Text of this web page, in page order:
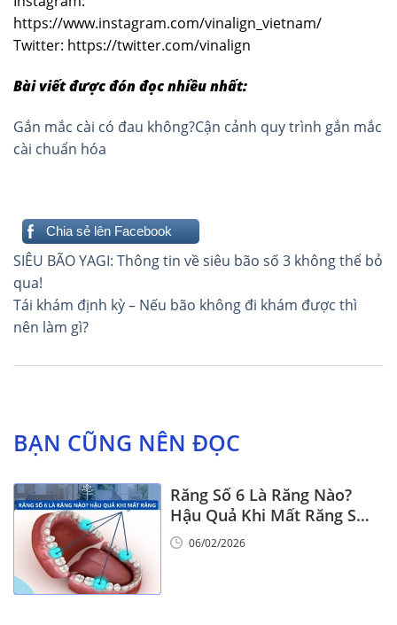
https://www.instagram.com/vinalign_vietnam/
Twitter: https://twitter.com/vinalign
Bài viết được đón đọc nhiều nhất:
Gắn mắc cài có đau không?Cận cảnh quy trình gắn mắc
cài chuẩn hóa
Chia sẻ lên Facebook
Điều
hướng
bài
viết
SIÊU BÃO YAGI: Thông tin về siêu bão số 3 không thể bỏ
qua!
Tái khám định kỳ – Nếu bão không đi khám được thì
nên làm gì?
BẠN CŨNG NÊN ĐỌC
Răng Số 6 Là Răng Nào?
Hậu Quả Khi Mất Răng Số
6
06/02/2026